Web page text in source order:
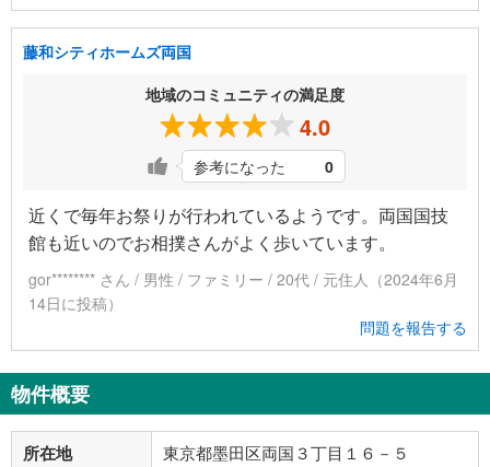
藤和シティホームズ両国
地域のコミュニティの満足度
4.0
参考になった 0
近くで毎年お祭りが行われているようです。両国国技
館も近いのでお相撲さんがよく歩いています。
gor******** さん / 男性 / ファミリー / 20代 / 元住人（2024年6月
14日に投稿）
問題を報告する
物件概要
所在地 東京都墨田区両国３丁目１６－５